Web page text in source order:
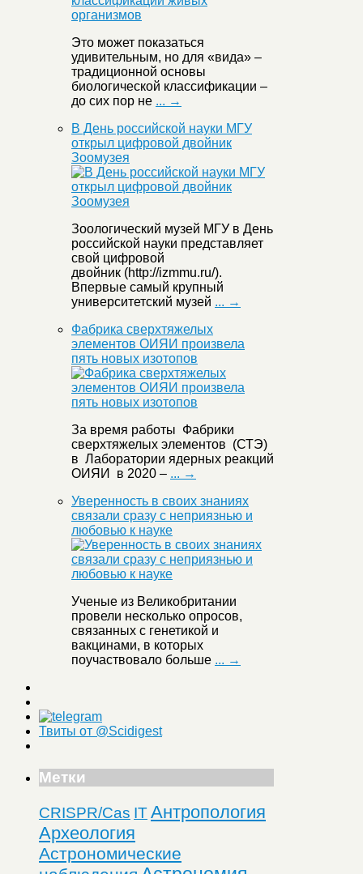
Это может показаться
удивительным, но для «вида» –
традиционной основы
биологической классификации –
до сих пор не ... →
В День российской науки МГУ
открыл цифровой двойник
Зоомузея
Зоологический музей МГУ в День
российской науки представляет
свой цифровой
двойник (http://izmmu.ru/).
Впервые самый крупный
университетский музей ... →
Фабрика сверхтяжелых
элементов ОИЯИ произвела
пять новых изотопов
За время работы Фабрики
сверхтяжелых элементов (СТЭ)
в Лаборатории ядерных реакций
ОИЯИ в 2020 – ... →
Уверенность в своих знаниях
связали сразу с неприязнью и
любовью к науке
Ученые из Великобритании
провели несколько опросов,
связанных с генетикой и
вакцинами, в которых
поучаствовало больше ... →
Твиты от @Scidigest
Метки
CRISPR/Cas ITАнтропология
Археология
Астрономические